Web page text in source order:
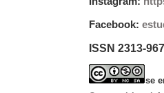
Facebook:
ISSN 2313-
se